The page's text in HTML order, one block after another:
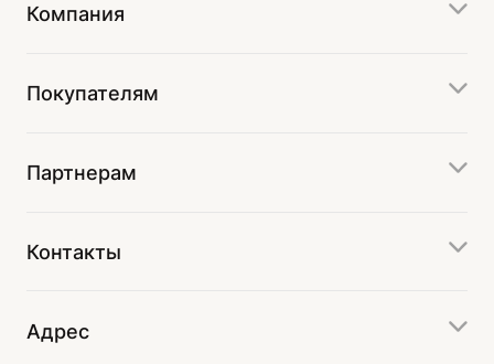
Компания
Покупателям
Партнерам
Контакты
Адрес